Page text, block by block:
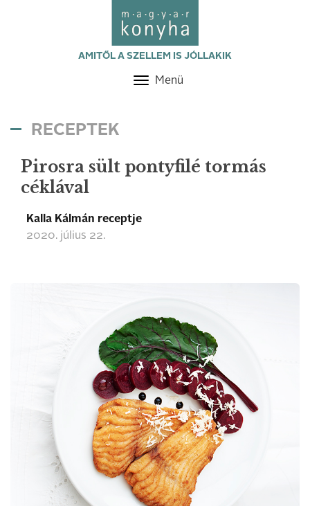
AMITŐL A SZELLEM IS JÓLLAKIK
Toggle
Menü
RECEPTEK
Pirosra sült pontyfilé tormás
céklával
Kalla Kálmán receptje
2020. július 22.